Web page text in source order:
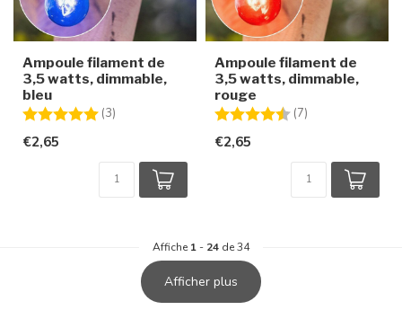
Ampoule filament de
3,5 watts, dimmable,
bleu
Note:
(3)
€2,65
Ampoule filament de
3,5 watts, dimmable,
rouge
Note:
(7)
€2,65
Affiche 1 - 24 de 34
Afficher plus